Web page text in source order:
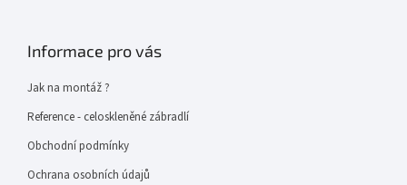
Informace pro vás
Jak na montáž ?
Reference - celoskleněné zábradlí
Obchodní podmínky
Ochrana osobních údajů